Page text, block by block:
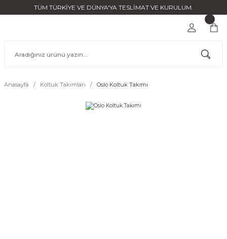
TÜM TÜRKİYE VE DÜNYA'YA TESLİMAT VE KURULUM.
Anasayfa Koltuk Takımları Oslo Koltuk Takımı